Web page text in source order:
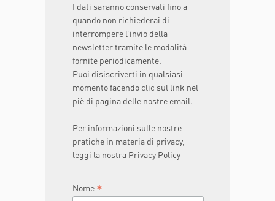
I dati saranno conservati fino a
quando non richiederai di
interrompere l’invio della
newsletter tramite le modalità
fornite periodicamente.
Puoi disiscriverti in qualsiasi
momento facendo clic sul link nel
piè di pagina delle nostre email.
Per informazioni sulle nostre
pratiche in materia di privacy,
leggi la nostra Privacy Policy
Nome *